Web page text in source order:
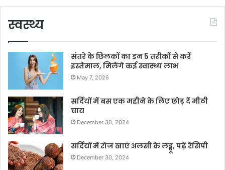
स्वस्थ्य
संतरे के छिलकों का इन 5 तरीकों से करें
इस्तेमाल, मिलेंगे कई स्वास्थ्य लाभ
May 7, 2026
सर्दियों में बस एक महीने के लिए छोड़ दें मीठी
चाय
December 30, 2024
सर्दियों में रोज खाएं अलसी के लड्डू, पढ़ें रेसिपी
December 30, 2024